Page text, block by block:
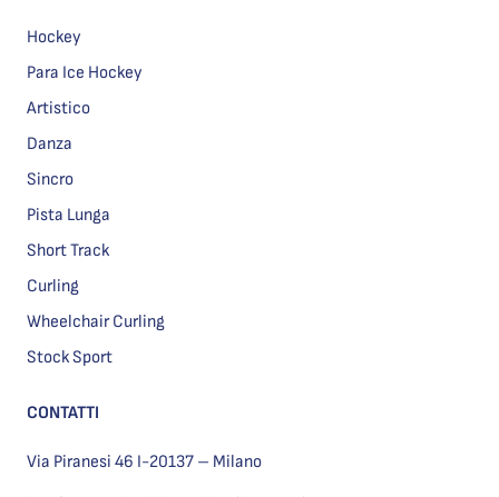
Hockey
Para Ice Hockey
Artistico
Danza
Sincro
Pista Lunga
Short Track
Curling
Wheelchair Curling
Stock Sport
CONTATTI
Via Piranesi 46 I-20137 – Milano